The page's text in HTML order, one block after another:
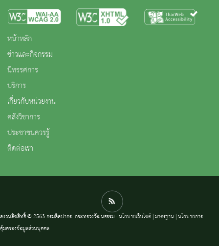
หน้าหลัก
ข่าวและกิจกรรม
นิทรรศการ
บริการ
เกี่ยวกับหน่วยงาน
คลังวิชาการ
ประชาชนควรรู้
ติดต่อเรา
สงวนลิขสิทธิ์ © 2563 กรมศิลปากร. กระทรวงวัฒนธรรม -นโยบายเว็บไซต์|มาตรฐาน |นโยบายการ
คุ้มครองข้อมูลส่วนบุคคล